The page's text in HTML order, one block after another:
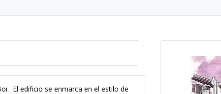
El edificio se enmarca en el estilo de